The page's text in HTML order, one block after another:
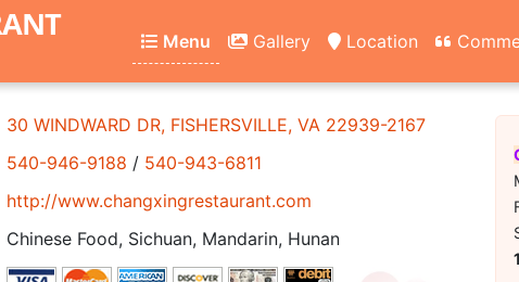
Menu Gallery Location
30 WINDWARD DR, FISHERSVILLE, VA 22939-2167
540-946-9188 / 540-943-6811
http://www.changxingrestaurant.com
Chinese Food, Sichuan, Mandarin, Hunan